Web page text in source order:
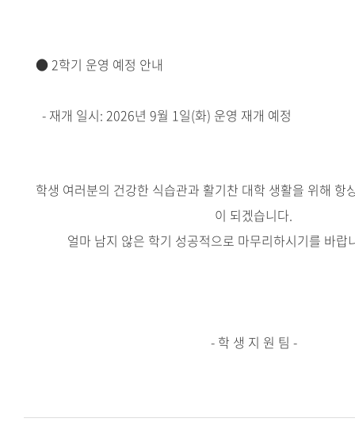
● 2학기 운영 예정 안내
- 재개 일시: 2026년 9월 1일(화) 운영 재개 예정
학생 여러분의 건강한 식습관과 활기찬 대학 생활을 위해 항
이 되겠습니다.
얼마 남지 않은 학기 성공적으로 마무리하시기를 바랍
- 학 생 지 원 팀 -